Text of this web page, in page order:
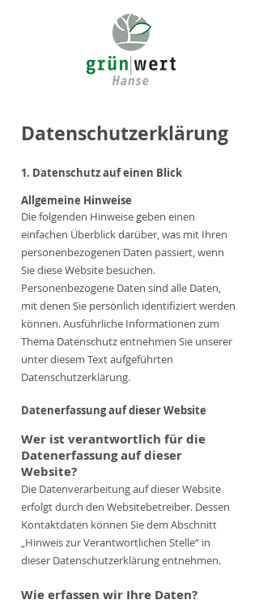
Datenschutz­erklärung
1. Datenschutz auf einen Blick
Allgemeine Hinweise
Die folgenden Hinweise geben einen
einfachen Überblick darüber, was mit Ihren
personenbezogenen Daten passiert, wenn
Sie diese Website besuchen.
Personenbezogene Daten sind alle Daten,
mit denen Sie persönlich identifiziert werden
können. Ausführliche Informationen zum
Thema Datenschutz entnehmen Sie unserer
unter diesem Text aufgeführten
Datenschutzerklärung.
Datenerfassung auf dieser Website
Wer ist verantwortlich für die
Datenerfassung auf dieser
Website?
Die Datenverarbeitung auf dieser Website
erfolgt durch den Websitebetreiber. Dessen
Kontaktdaten können Sie dem Abschnitt
„Hinweis zur Verantwortlichen Stelle“ in
dieser Datenschutzerklärung entnehmen.
Wie erfassen wir Ihre Daten?